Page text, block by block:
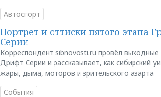
Автоспорт
Портрет и оттиски пятого этапа
Серии
Корреспондент sibnovosti.ru провёл
Дрифт Серии и рассказывает, как сибирский
жары, дыма, моторов и зрительского азарта
События